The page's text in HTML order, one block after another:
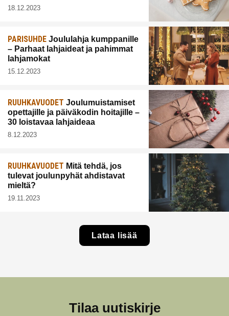
18.12.2023
PARISUHDE Joululahja kumppanille
– Parhaat lahjaideat ja pahimmat
lahjamokat
15.12.2023
RUUHKAVUODET Joulumuistamiset
opettajille ja päiväkodin hoitajille –
30 loistavaa lahjaideaa
8.12.2023
RUUHKAVUODET Mitä tehdä, jos
tulevat joulunpyhät ahdistavat
mieltä?
19.11.2023
Lataa lisää
Tilaa uutiskirje